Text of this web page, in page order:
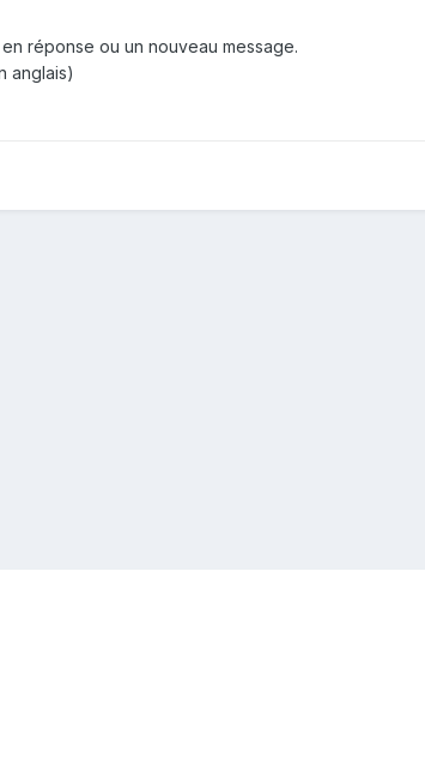
réponse ou un nouveau message.
anglais)